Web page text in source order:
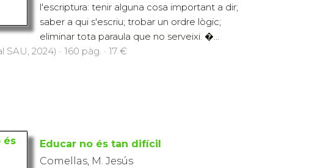
l'escriptura: tenir alguna cosa important a dir;
saber a qui s'escriu; trobar un ordre lògic;
eliminar tota paraula que no serveixi. �...
2024) · 160 pàg. · 17 €
Educar no és tan difícil
Comellas, M. Jesús